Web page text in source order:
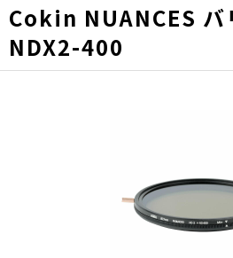
Cokin NUANCES バ
NDX2-400